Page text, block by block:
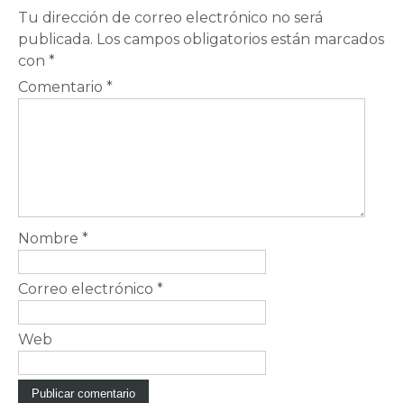
Tu dirección de correo electrónico no será
publicada. Los campos obligatorios están marcados
con *
Comentario *
Nombre *
Correo electrónico *
Web